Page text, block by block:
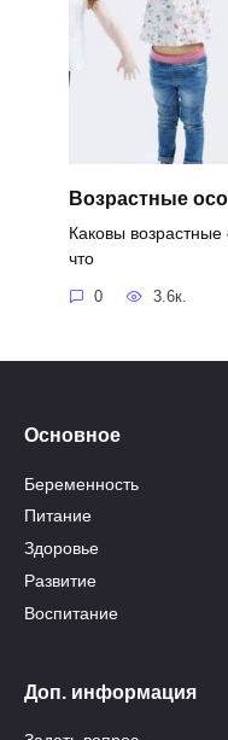
Возрастные
Каковы возрастные
что
0 3.6к.
Основное
Беременность
Питание
Здоровье
Развитие
Воспитание
Доп. информация